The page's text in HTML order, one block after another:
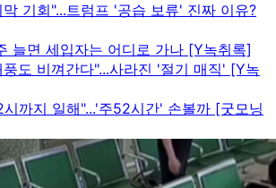
기회"...트럼프 '공습 보류' 진짜 이유?
늘면 세입자는 어디로 가나 [Y녹취록]
도 비껴간다"...사라진 '절기 매직' [Y녹
시까지 일해"...'주52시간' 손볼까 [굿모닝